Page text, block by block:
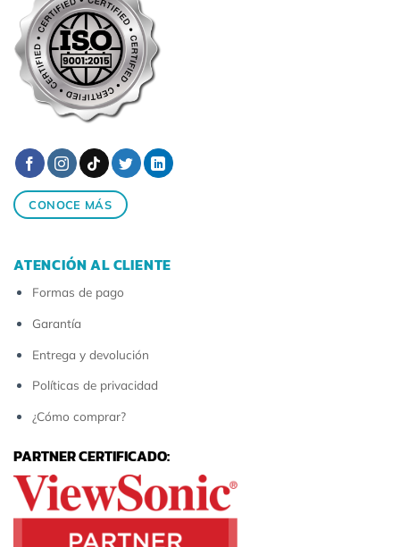
CONOCE MÁS
ATENCIÓN AL CLIENTE
Formas de pago
Garantía
Entrega y devolución
Políticas de privacidad
¿Cómo comprar?
PARTNER CERTIFICADO: